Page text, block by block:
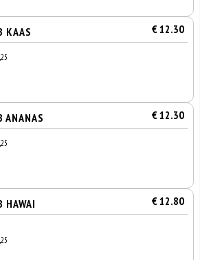
KAAS € 12.30
ANANAS € 12.30
HAWAI € 12.80